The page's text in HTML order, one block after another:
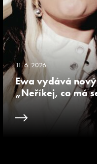
11. 6. 2026
Ewa vydává
„Neříkej, co má